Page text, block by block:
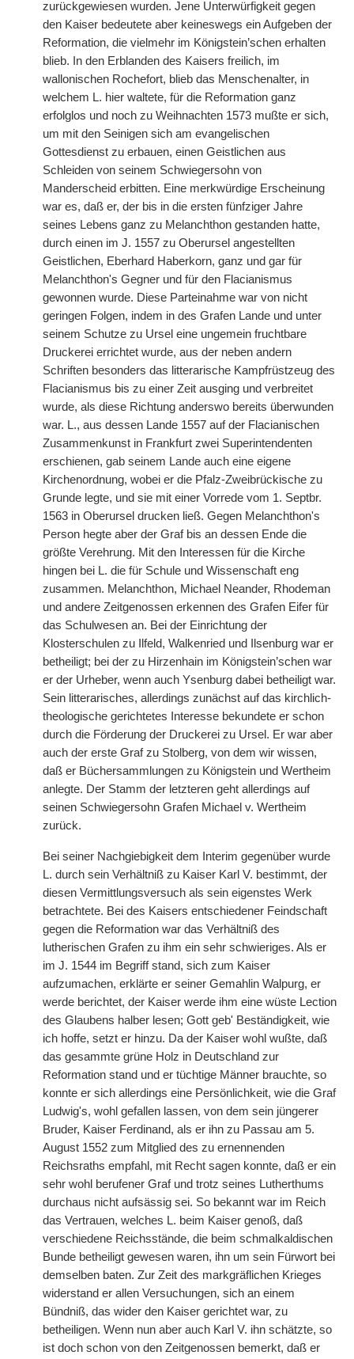
zurückgewiesen wurden. Jene Unterwürfigkeit gegen
den Kaiser bedeutete aber keineswegs ein Aufgeben der
Reformation, die vielmehr im Königstein’schen erhalten
blieb. In den Erblanden des Kaisers freilich, im
wallonischen Rochefort, blieb das Menschenalter, in
welchem L. hier waltete, für die Reformation ganz
erfolglos und noch zu Weihnachten 1573 mußte er sich,
um mit den Seinigen sich am evangelischen
Gottesdienst zu erbauen, einen Geistlichen aus
Schleiden von seinem Schwiegersohn von
Manderscheid erbitten. Eine merkwürdige Erscheinung
war es, daß er, der bis in die ersten fünfziger Jahre
seines Lebens ganz zu Melanchthon gestanden hatte,
durch einen im J. 1557 zu Oberursel angestellten
Geistlichen, Eberhard Haberkorn, ganz und gar für
Melanchthon's Gegner und für den Flacianismus
gewonnen wurde. Diese Parteinahme war von nicht
geringen Folgen, indem in des Grafen Lande und unter
seinem Schutze zu Ursel eine ungemein fruchtbare
Druckerei errichtet wurde, aus der neben andern
Schriften besonders das litterarische Kampfrüstzeug des
Flacianismus bis zu einer Zeit ausging und verbreitet
wurde, als diese Richtung anderswo bereits überwunden
war. L., aus dessen Lande 1557 auf der Flacianischen
Zusammenkunst in Frankfurt zwei Superintendenten
erschienen, gab seinem Lande auch eine eigene
Kirchenordnung, wobei er die Pfalz-Zweibrückische zu
Grunde legte, und sie mit einer Vorrede vom 1. Septbr.
1563 in Oberursel drucken ließ. Gegen Melanchthon's
Person hegte aber der Graf bis an dessen Ende die
größte Verehrung. Mit den Interessen für die Kirche
hingen bei L. die für Schule und Wissenschaft eng
zusammen. Melanchthon, Michael Neander, Rhodeman
und andere Zeitgenossen erkennen des Grafen Eifer für
das Schulwesen an. Bei der Einrichtung der
Klosterschulen zu Ilfeld, Walkenried und Ilsenburg war er
betheiligt; bei der zu Hirzenhain im Königstein’schen war
er der Urheber, wenn auch Ysenburg dabei betheiligt war.
Sein litterarisches, allerdings zunächst auf das kirchlich-
theologische gerichtetes Interesse bekundete er schon
durch die Förderung der Druckerei zu Ursel. Er war aber
auch der erste Graf zu Stolberg, von dem wir wissen,
daß er Büchersammlungen zu Königstein und Wertheim
anlegte. Der Stamm der letzteren geht allerdings auf
seinen Schwiegersohn Grafen Michael v. Wertheim
zurück.
Bei seiner Nachgiebigkeit dem Interim gegenüber wurde
L. durch sein Verhältniß zu Kaiser Karl V. bestimmt, der
diesen Vermittlungsversuch als sein eigenstes Werk
betrachtete. Bei des Kaisers entschiedener Feindschaft
gegen die Reformation war das Verhältniß des
lutherischen Grafen zu ihm ein sehr schwieriges. Als er
im J. 1544 im Begriff stand, sich zum Kaiser
aufzumachen, erklärte er seiner Gemahlin Walpurg, er
werde berichtet, der Kaiser werde ihm eine wüste Lection
des Glaubens halber lesen; Gott geb' Beständigkeit, wie
ich hoffe, setzt er hinzu. Da der Kaiser wohl wußte, daß
das gesammte grüne Holz in Deutschland zur
Reformation stand und er tüchtige Männer brauchte, so
konnte er sich allerdings eine Persönlichkeit, wie die Graf
Ludwig's, wohl gefallen lassen, von dem sein jüngerer
Bruder, Kaiser Ferdinand, als er ihn zu Passau am 5.
August 1552 zum Mitglied des zu ernennenden
Reichsraths empfahl, mit Recht sagen konnte, daß er ein
sehr wohl berufener Graf und trotz seines Lutherthums
durchaus nicht aufsässig sei. So bekannt war im Reich
das Vertrauen, welches L. beim Kaiser genoß, daß
verschiedene Reichsstände, die beim schmalkaldischen
Bunde betheiligt gewesen waren, ihn um sein Fürwort bei
demselben baten. Zur Zeit des markgräflichen Krieges
widerstand er allen Versuchungen, sich an einem
Bündniß, das wider den Kaiser gerichtet war, zu
betheiligen. Wenn nun aber auch Karl V. ihn schätzte, so
ist doch schon von den Zeitgenossen bemerkt, daß er